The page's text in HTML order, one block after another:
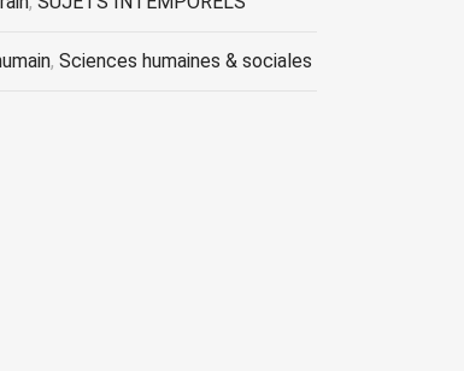
, Sciences humaines & sociales